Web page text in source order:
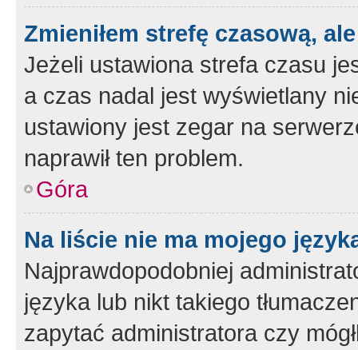
Zmieniłem strefę czasową,
Jeżeli ustawiona strefa czasu
a czas nadal jest wyświetlany
ustawiony jest zegar na
naprawił ten problem.
Góra
Na liście nie ma mojego
Najprawdopodobniej
języka lub nikt takiego
zapytać administratora czy